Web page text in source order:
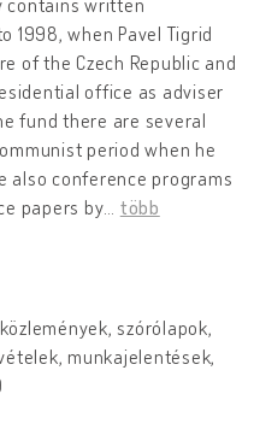
1998, when Pavel Tigrid
of the Czech Republic and
office as adviser
fund there are several
period when he
also conference programs
papers by
több
szórólapok,
munkajelentések,